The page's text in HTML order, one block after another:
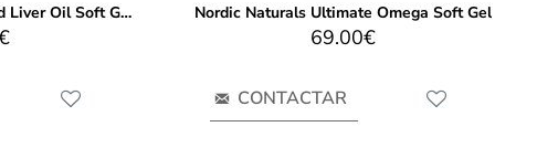
Nordic Naturals Artic Cod Liver Oil Soft Gel Nordic Naturals Ultimate Omega Soft Gel
69.00€
CONTACTAR